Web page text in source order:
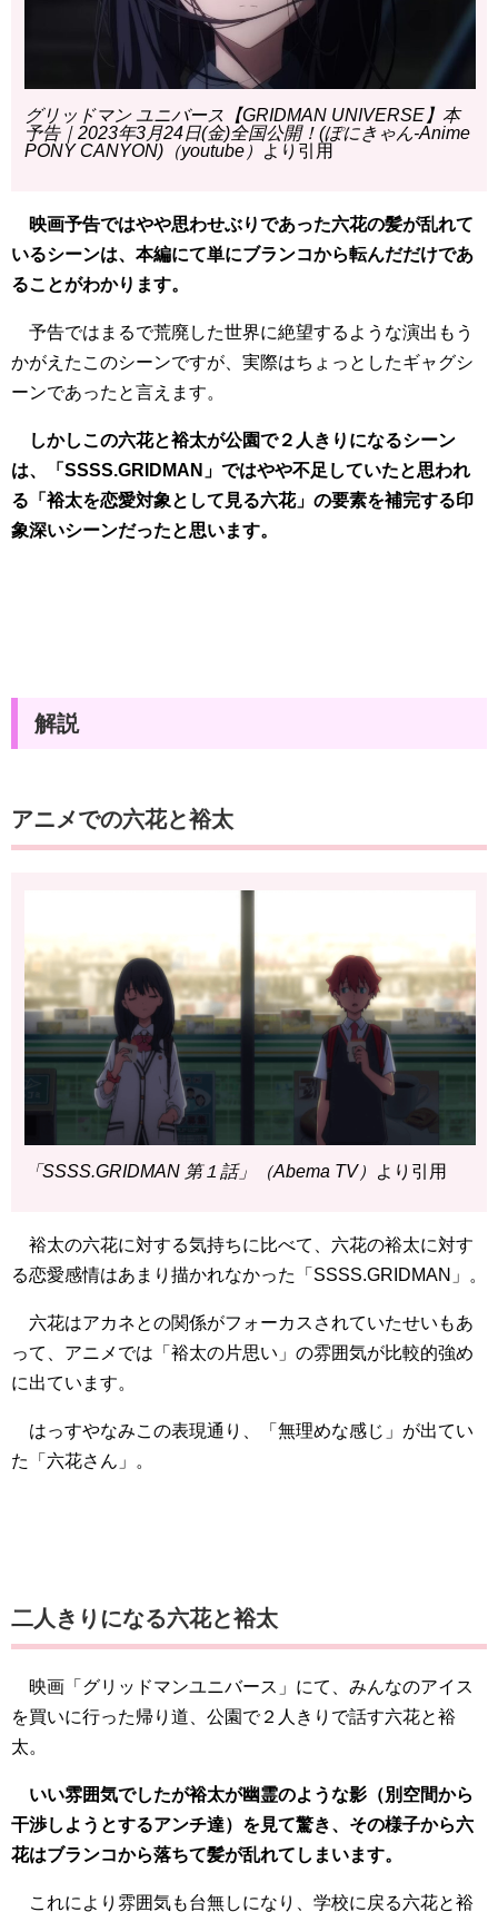
グリッドマン ユニバース【GRIDMAN UNIVERSE】本
予告｜2023年3月24日(金)全国公開！(ぽにきゃん-Anime
PONY CANYON)（youtube）
より引用
映画予告ではやや思わせぶりであった六花の髪が乱れて
いるシーンは、本編にて単にブランコから転んだだけであ
ることがわかります。
予告ではまるで荒廃した世界に絶望するような演出もう
かがえたこのシーンですが、実際はちょっとしたギャグシ
ーンであったと言えます。
しかしこの六花と裕太が公園で２人きりになるシーン
は、「SSSS.GRIDMAN」ではやや不足していたと思われ
る「裕太を恋愛対象として見る六花」の要素を補完する印
象深いシーンだったと思います。
解説
アニメでの六花と裕太
「SSSS.GRIDMAN 第１話」（Abema TV） より引用
裕太の六花に対する気持ちに比べて、六花の裕太に対す
る恋愛感情はあまり描かれなかった「SSSS.GRIDMAN」。
六花はアカネとの関係がフォーカスされていたせいもあ
って、アニメでは「裕太の片思い」の雰囲気が比較的強め
に出ています。
はっすやなみこの表現通り、「無理めな感じ」が出てい
た「六花さん」。
二人きりになる六花と裕太
映画「グリッドマンユニバース」にて、みんなのアイス
を買いに行った帰り道、公園で２人きりで話す六花と裕
太。
いい雰囲気でしたが裕太が幽霊のような影（別空間から
干渉しようとするアンチ達）を見て驚き、その様子から六
花はブランコから落ちて髪が乱れてしまいます。
これにより雰囲気も台無しになり、学校に戻る六花と裕